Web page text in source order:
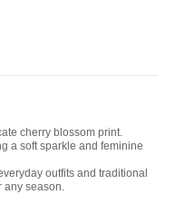
cherry blossom print.
a soft sparkle and feminine
outfits and traditional
any season.